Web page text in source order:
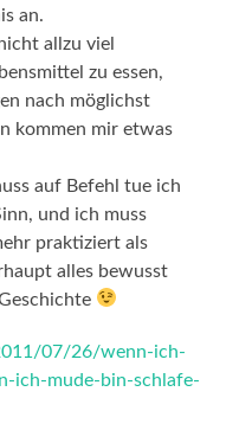
an.
allzu viel
zu essen,
nach möglichst
kommen mir etwas
auf Befehl tue ich
und ich muss
praktiziert als
alles bewusst
07/26/wenn-ich-
ich-mude-bin-schlafe-